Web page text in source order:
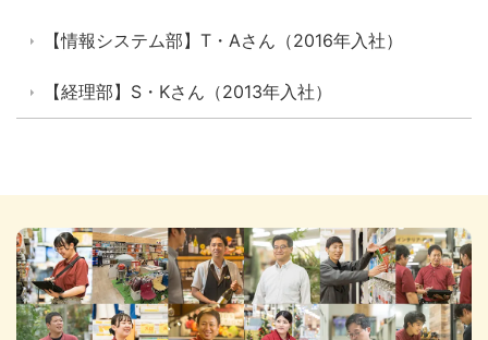
【情報システム部】T・Aさん（2016年入社）
【経理部】S・Kさん（2013年入社）